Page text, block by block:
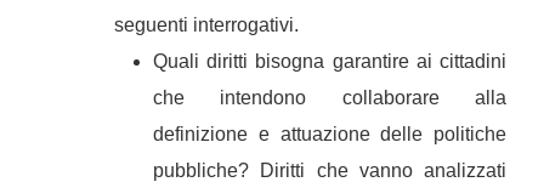
seguenti interrogativi.
Quali diritti bisogna garantire ai cittadini
che intendono collaborare alla
definizione e attuazione delle politiche
pubbliche? Diritti che vanno analizzati